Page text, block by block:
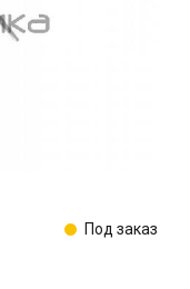
Под заказ